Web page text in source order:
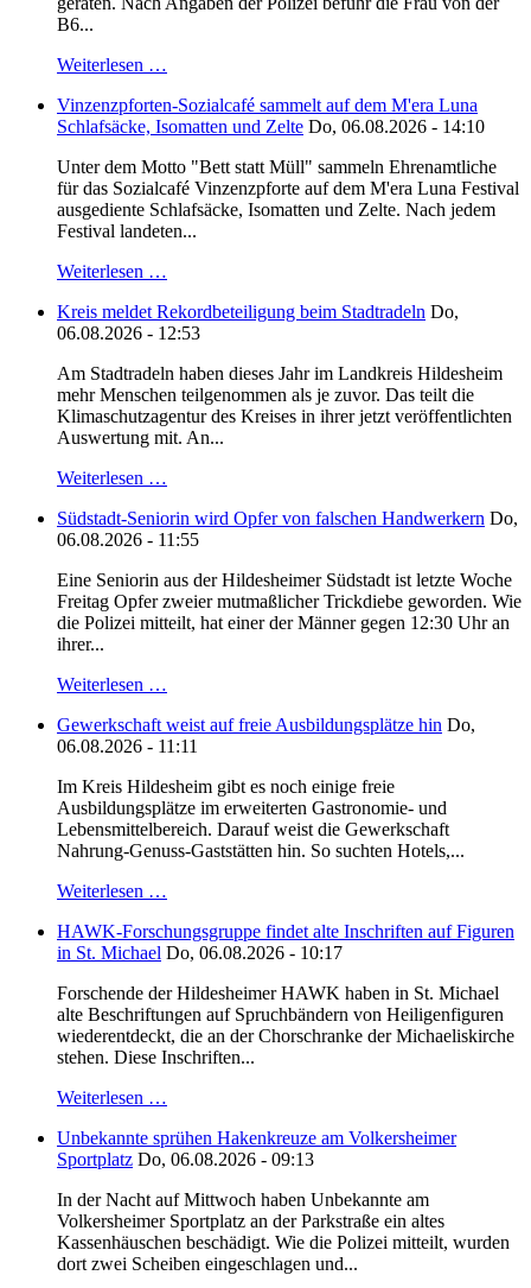
B6...
Weiterlesen …
Vinzenzpforten-Sozialcafé sammelt auf dem M'era Luna
Schlafsäcke, Isomatten und Zelte Do, 06.08.2026 - 14:10
Unter dem Motto "Bett statt Müll" sammeln Ehrenamtliche
für das Sozialcafé Vinzenzpforte auf dem M'era Luna Festival
ausgediente Schlafsäcke, Isomatten und Zelte. Nach jedem
Festival landeten...
Weiterlesen …
Kreis meldet Rekordbeteiligung beim Stadtradeln Do,
06.08.2026 - 12:53
Am Stadtradeln haben dieses Jahr im Landkreis Hildesheim
mehr Menschen teilgenommen als je zuvor. Das teilt die
Klimaschutzagentur des Kreises in ihrer jetzt veröffentlichten
Auswertung mit. An...
Weiterlesen …
Südstadt-Seniorin wird Opfer von falschen Handwerkern Do,
06.08.2026 - 11:55
Eine Seniorin aus der Hildesheimer Südstadt ist letzte Woche
Freitag Opfer zweier mutmaßlicher Trickdiebe geworden. Wie
die Polizei mitteilt, hat einer der Männer gegen 12:30 Uhr an
ihrer...
Weiterlesen …
Gewerkschaft weist auf freie Ausbildungsplätze hin Do,
06.08.2026 - 11:11
Im Kreis Hildesheim gibt es noch einige freie
Ausbildungsplätze im erweiterten Gastronomie- und
Lebensmittelbereich. Darauf weist die Gewerkschaft
Nahrung-Genuss-Gaststätten hin. So suchten Hotels,...
Weiterlesen …
HAWK-Forschungsgruppe findet alte Inschriften auf Figuren
in St. Michael Do, 06.08.2026 - 10:17
Forschende der Hildesheimer HAWK haben in St. Michael
alte Beschriftungen auf Spruchbändern von Heiligenfiguren
wiederentdeckt, die an der Chorschranke der Michaeliskirche
stehen. Diese Inschriften...
Weiterlesen …
Unbekannte sprühen Hakenkreuze am Volkersheimer
Sportplatz Do, 06.08.2026 - 09:13
In der Nacht auf Mittwoch haben Unbekannte am
Volkersheimer Sportplatz an der Parkstraße ein altes
Kassenhäuschen beschädigt. Wie die Polizei mitteilt, wurden
dort zwei Scheiben eingeschlagen und...